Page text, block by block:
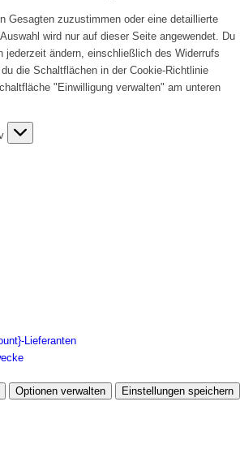
Gesagten zuzustimmen oder eine detaillierte
wird nur auf dieser Seite angewendet. Du
jederzeit ändern, einschließlich des Widerrufs
die Schaltflächen in der Cookie-Richtlinie
"Einwilligung verwalten" am unteren
Lieferanten
Optionen verwalten
Einstellungen speichern